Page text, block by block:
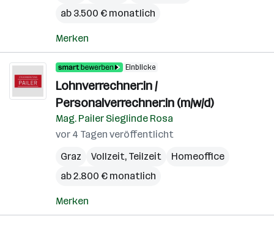
ab 3.500 € monatlich
Merken
Einblicke
Lohnverrechner:in /
Personalverrechner:in (m/w/d)
Mag. Pailer Sieglinde Rosa
vor 4 Tagen veröffentlicht
Graz
Vollzeit, Teilzeit
Homeoffice
ab 2.800 € monatlich
Merken